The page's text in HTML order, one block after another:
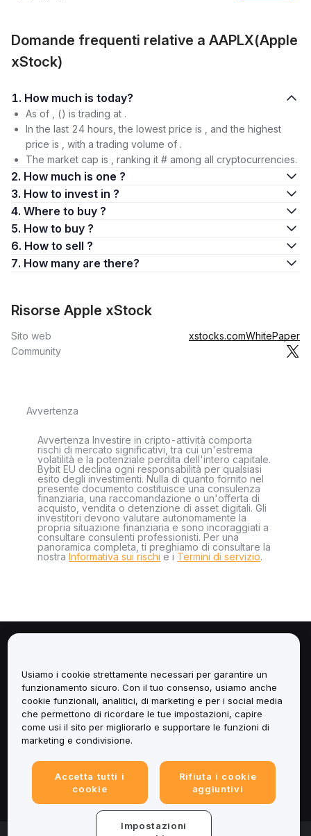
Domande frequenti relative a AAPLX(Apple
xStock)
1. How much is today?
As of , () is trading at .
In the last 24 hours, the lowest price is , and the highest
price is , with a trading volume of .
The market cap is , ranking it # among all cryptocurrencies.
2. How much is one ?
3. How to invest in ?
4. Where to buy ?
5. How to buy ?
6. How to sell ?
7. How many are there?
Risorse Apple xStock
Sito web xstocks.comWhitePaper
Community
Avvertenza
Avvertenza Investire in cripto-attività comporta
rischi di mercato significativi, tra cui un'estrema
volatilità e la potenziale perdita dell'intero capitale.
Bybit EU declina ogni responsabilità per qualsiasi
esito degli investimenti. Nulla di quanto fornito nel
presente documento costituisce una consulenza
finanziaria, una raccomandazione o un'offerta di
acquisto, vendita o detenzione di asset digitali. Gli
investitori devono valutare autonomamente la
propria situazione finanziaria e sono incoraggiati a
consultare consulenti professionisti. Per una
panoramica completa, ti preghiamo di consultare la
nostra Informativa sui rischi e i Termini di servizio.
Servizi
Assistenza
Informazioni legali
Usiamo i cookie strettamente necessari per garantire un
funzionamento sicuro. Con il tuo consenso, usiamo anche
cookie funzionali, analitici, di marketing e per i social media
che permettono di ricordare le tue impostazioni, capire
come usi il sito per migliorarlo e supportare le funzioni di
marketing e condivisione.
Accetta tutti i
cookie
Rifiuta i cookie
aggiuntivi
Impostazioni